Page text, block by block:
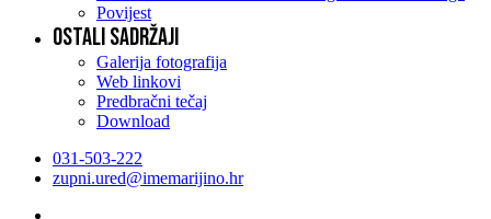
Povijest
Ostali sadržaji
Galerija fotografija
Web linkovi
Predbračni tečaj
Download
031-503-222
zupni.ured@imemarijino.hr